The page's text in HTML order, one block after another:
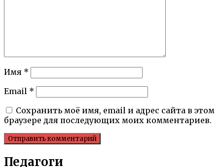
Имя *
Email *
Сохранить моё имя, email и адрес сайта в этом
браузере для последующих моих комментариев.
Педагоги